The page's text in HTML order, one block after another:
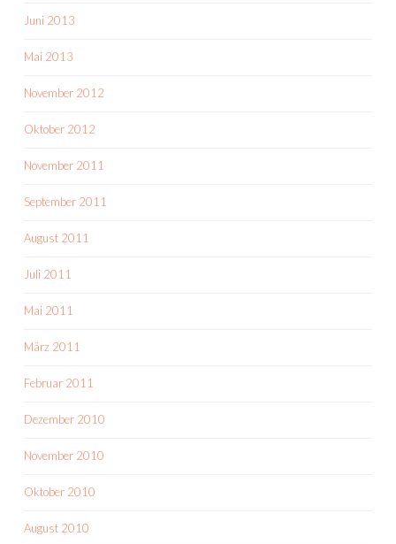
Juni 2013
Mai 2013
November 2012
Oktober 2012
November 2011
September 2011
August 2011
Juli 2011
Mai 2011
März 2011
Februar 2011
Dezember 2010
November 2010
Oktober 2010
August 2010